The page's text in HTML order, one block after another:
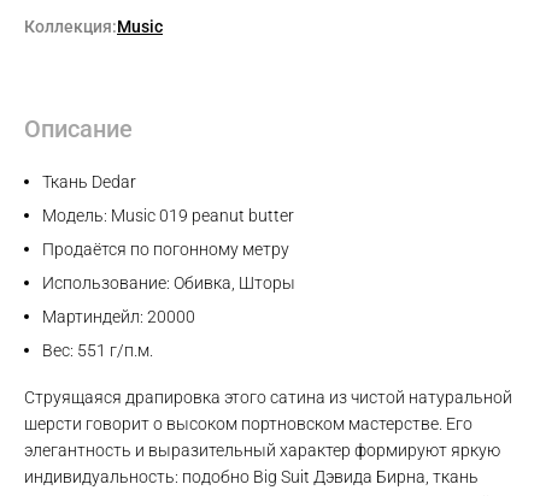
Коллекция:Music
Описание
Ткань Dedar
Модель: Music 019 peanut butter
Продаётся по погонному метру
Использование: Обивка, Шторы
Мартиндейл: 20000
Вес: 551 г/п.м.
Струящаяся драпировка этого сатина из чистой натуральной
шерсти говорит о высоком портновском мастерстве. Его
элегантность и выразительный характер формируют яркую
индивидуальность: подобно Big Suit Дэвида Бирна, ткань